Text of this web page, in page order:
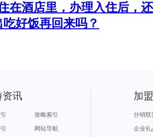
在酒店里，办理入住后，还
吃好饭再回来吗？
资讯
攻略索引
网站导航
加
分销联
企业礼